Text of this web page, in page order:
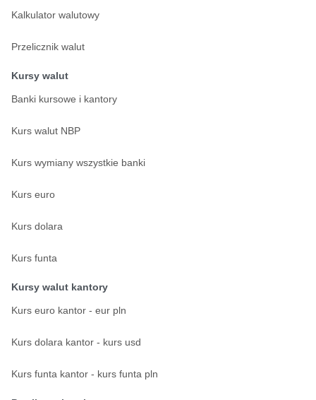
Kalkulator walutowy
Przelicznik walut
Kursy walut
Banki kursowe i kantory
Kurs walut NBP
Kurs wymiany wszystkie banki
Kurs euro
Kurs dolara
Kurs funta
Kursy walut kantory
Kurs euro kantor - eur pln
Kurs dolara kantor - kurs usd
Kurs funta kantor - kurs funta pln